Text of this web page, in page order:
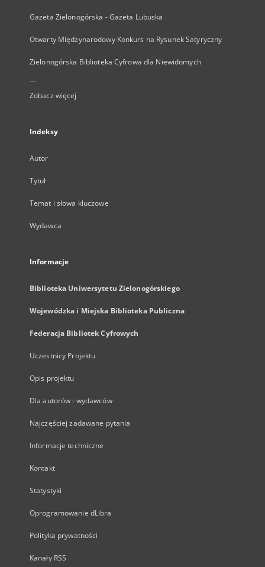
Gazeta Zielonogórska - Gazeta Lubuska
Otwarty Międzynarodowy Konkurs na Rysunek Satyryczny
Zielonogórska Biblioteka Cyfrowa dla Niewidomych
...
Zobacz więcej
Indeksy
Autor
Tytuł
Temat i słowa kluczowe
Wydawca
Informacje
Biblioteka Uniwersytetu Zielonogórskiego
Wojewódzka i Miejska Biblioteka Publiczna
Federacja Bibliotek Cyfrowych
Uczestnicy Projektu
Opis projektu
Dla autorów i wydawców
Najczęściej zadawane pytania
Informacje techniczne
Kontakt
Statystyki
Oprogramowanie dLibra
Polityka prywatności
Kanały RSS